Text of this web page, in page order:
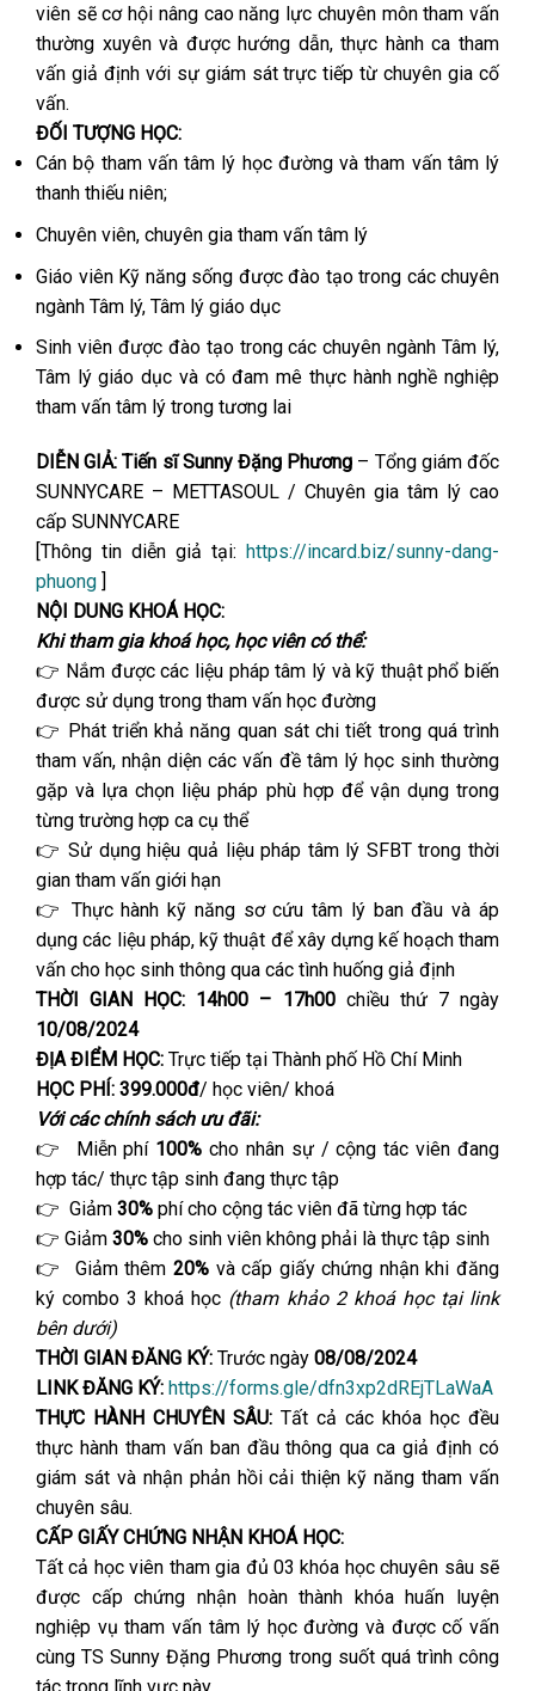
viên sẽ cơ hội nâng cao năng lực chuyên môn tham vấn
thường xuyên và được hướng dẫn, thực hành ca tham
vấn giả định với sự giám sát trực tiếp từ chuyên gia cố
vấn.
ĐỐI TƯỢNG HỌC:
Cán bộ tham vấn tâm lý học đường và tham vấn tâm lý
thanh thiếu niên;
Chuyên viên, chuyên gia tham vấn tâm lý
Giáo viên Kỹ năng sống được đào tạo trong các chuyên
ngành Tâm lý, Tâm lý giáo dục
Sinh viên được đào tạo trong các chuyên ngành Tâm lý,
Tâm lý giáo dục và có đam mê thực hành nghề nghiệp
tham vấn tâm lý trong tương lai
DIỄN GIẢ: Tiến sĩ Sunny Đặng Phương – Tổng giám đốc
SUNNYCARE – METTASOUL / Chuyên gia tâm lý cao
cấp SUNNYCARE
[Thông tin diễn giả tại: https://incard.biz/sunny-dang-
phuong ]
NỘI DUNG KHOÁ HỌC:
Khi tham gia khoá học, học viên có thể:
👉 Nắm được các liệu pháp tâm lý và kỹ thuật phổ biến
được sử dụng trong tham vấn học đường
👉 Phát triển khả năng quan sát chi tiết trong quá trình
tham vấn, nhận diện các vấn đề tâm lý học sinh thường
gặp và lựa chọn liệu pháp phù hợp để vận dụng trong
từng trường hợp ca cụ thể
👉 Sử dụng hiệu quả liệu pháp tâm lý SFBT trong thời
gian tham vấn giới hạn
👉 Thực hành kỹ năng sơ cứu tâm lý ban đầu và áp
dụng các liệu pháp, kỹ thuật để xây dựng kế hoạch tham
vấn cho học sinh thông qua các tình huống giả định
THỜI GIAN HỌC: 14h00 – 17h00chiều thứ 7 ngày
10/08/2024
ĐỊA ĐIỂM HỌC: Trực tiếp tại Thành phố Hồ Chí Minh
HỌC PHÍ: 399.000đ/ học viên/ khoá
Với các chính sách ưu đãi:
👉 Miễn phí 100% cho nhân sự / cộng tác viên đang
hợp tác/ thực tập sinh đang thực tập
👉 Giảm 30% phí cho cộng tác viên đã từng hợp tác
👉 Giảm 30% cho sinh viên không phải là thực tập sinh
👉 Giảm thêm 20%và cấp giấy chứng nhận khi đăng
ký combo 3 khoá học (tham khảo 2 khoá học tại link
bên dưới)
THỜI GIAN ĐĂNG KÝ: Trước ngày 08/08/2024
LINK ĐĂNG KÝ: https://forms.gle/dfn3xp2dREjTLaWaA
THỰC HÀNH CHUYÊN SÂU: Tất cả các khóa học đều
thực hành tham vấn ban đầu thông qua ca giả định có
giám sát và nhận phản hồi cải thiện kỹ năng tham vấn
chuyên sâu.
CẤP GIẤY CHỨNG NHẬN KHOÁ HỌC:
Tất cả học viên tham gia đủ 03 khóa học chuyên sâu sẽ
được cấp chứng nhận hoàn thành khóa huấn luyện
nghiệp vụ tham vấn tâm lý học đường và được cố vấn
cùng TS Sunny Đặng Phương trong suốt quá trình công